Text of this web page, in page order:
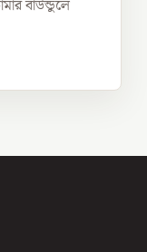
বাউন্ডুলে